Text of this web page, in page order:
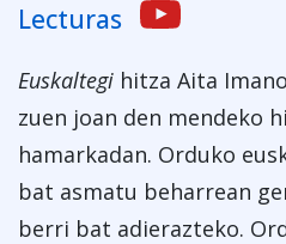
Lecturas
Euskaltegi hitza Aita
zuen joan den mendeko
hamarkadan. Orduko
bat asmatu beharrean
berri bat adierazteko.